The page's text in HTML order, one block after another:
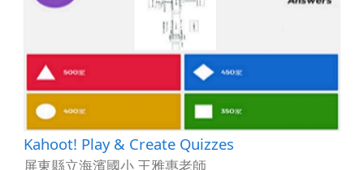
Kahoot! Play & Create Quizzes
屏東縣立海濱國小 王雅惠老師